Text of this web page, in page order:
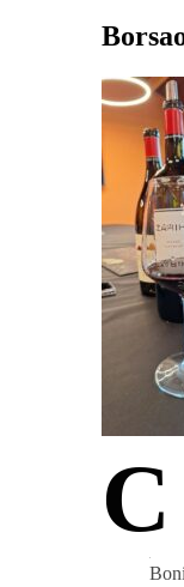
C